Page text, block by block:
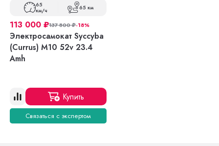
65
км/ч 65 км
113 000 ₽137 800₽-18%
Электросамокат Syccyba
(Currus) M10 52v 23.4
Amh
Купить
Связаться с экспертом